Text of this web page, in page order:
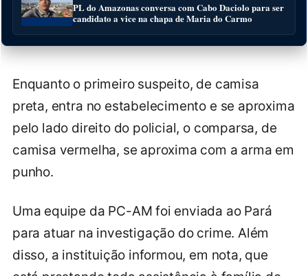
PL do Amazonas conversa com Cabo Daciolo para ser
candidato a vice na chapa de Maria do Carmo
Enquanto o primeiro suspeito, de camisa
preta, entra no estabelecimento e se aproxima
pelo lado direito do policial, o comparsa, de
camisa vermelha, se aproxima com a arma em
punho.
Uma equipe da PC-AM foi enviada ao Pará
para atuar na investigação do crime. Além
disso, a instituição informou, em nota, que